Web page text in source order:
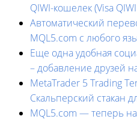
QIWI-кошелек (Visa
Автоматический
MQL5.com с любого
Еще одна удобная
– добавление друзей
MetaTrader 5 Trading
Скальперский стакан
MQL5.com — теперь